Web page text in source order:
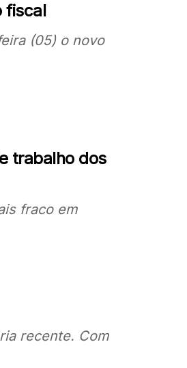
fiscal
(05) o novo
trabalho dos
fraco em
recente. Com